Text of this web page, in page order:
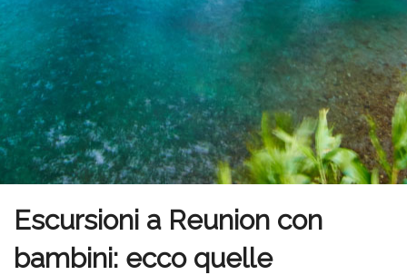
Escursioni a Reunion con
bambini: ecco quelle